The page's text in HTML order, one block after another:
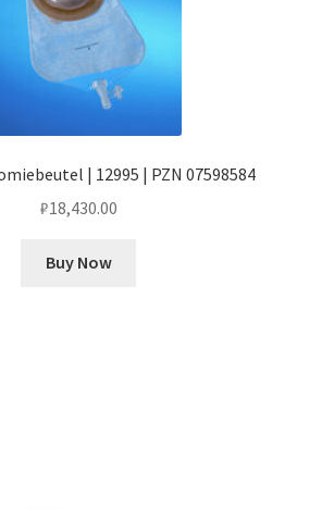
| 12995 | PZN 07598584
₽18,430.00
Buy Now